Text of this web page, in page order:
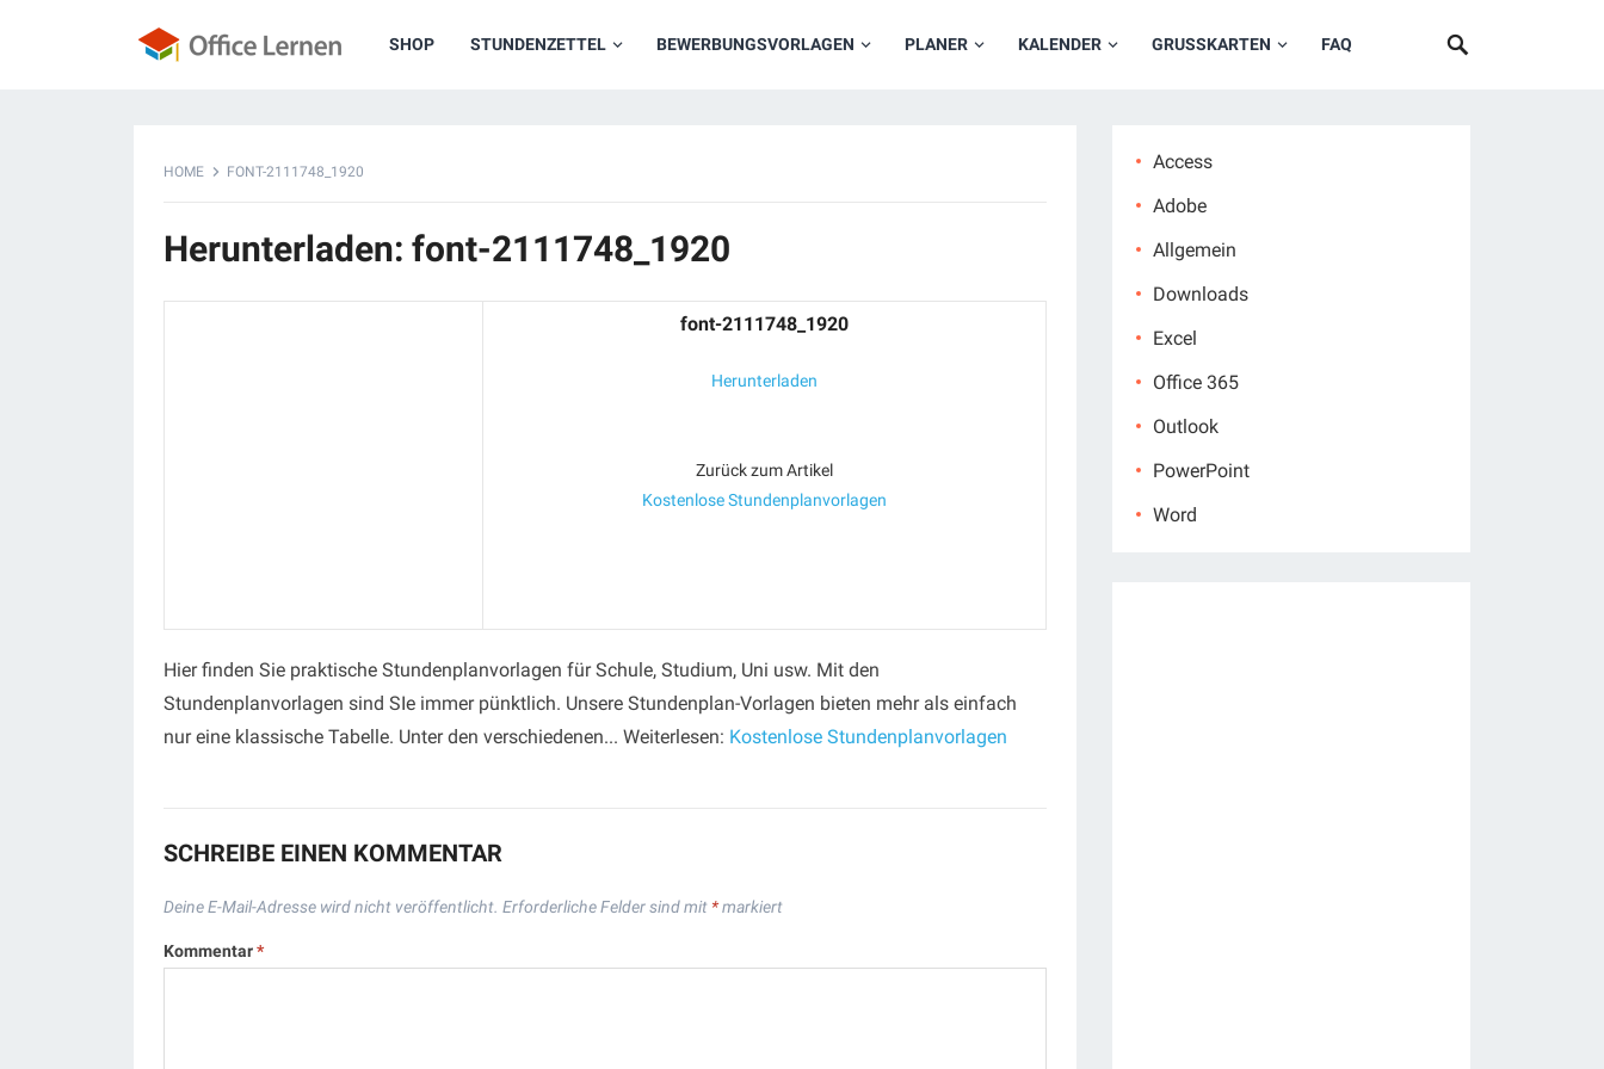
SHOP STUNDENZETTEL BEWERBUNGSVORLAGEN PLANER KALENDER GRUSSKARTEN FAQ
HOME FONT-2111748_1920
Herunterladen: font-2111748_1920
font-2111748_1920
Herunterladen
Zurück zum Artikel
Kostenlose Stundenplanvorlagen
Hier finden Sie praktische Stundenplanvorlagen für Schule, Studium, Uni usw. Mit den
Stundenplanvorlagen sind SIe immer pünktlich. Unsere Stundenplan-Vorlagen bieten mehr als einfach
nur eine klassische Tabelle. Unter den verschiedenen... Weiterlesen: Kostenlose Stundenplanvorlagen
SCHREIBE EINEN KOMMENTAR
Deine E-Mail-Adresse wird nicht veröffentlicht. Erforderliche Felder sind mit *markiert
Kommentar*
Access
Adobe
Allgemein
Downloads
Excel
Office 365
Outlook
PowerPoint
Word